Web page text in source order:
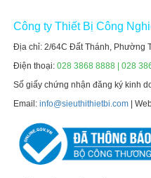
Công ty Thiết Bị Công
Địa chỉ: 2/64C Đất Thánh, Phường
Điện thoại:028 3868 8888 | 028
Số giấy chứng nhận đăng ký kinh
Email:info@sieuthithietbi.com |